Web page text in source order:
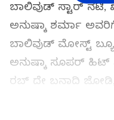
ಬಾಲಿವುಡ್ ಸ್ಟಾರ್ ನಟಿ,
ಅನುಷ್ಕಾ ಶರ್ಮಾ
ಬಾಲಿವುಡ್ ಮೋಸ್ಟ್
ಅನುಷ್ಕಾ ಸೂಪರ್ ಹಿಟ್
ರಬ್ ದೇ ಬನಾದಿ